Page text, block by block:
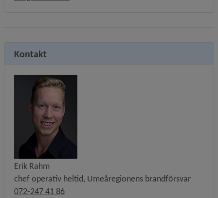
Kontakt
Erik Rahm
chef operativ heltid, Umeåregionens brandförsvar
072-247 41 86